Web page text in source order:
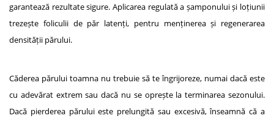
garantează rezultate sigure. Aplicarea regulată a șamponului și loțiunii
trezește foliculii de păr latenți, pentru menținerea și regenerarea
densității părului.
Căderea părului toamna nu trebuie să te îngrijoreze, numai dacă este
cu adevărat extrem sau dacă nu se oprește la terminarea sezonului.
Dacă pierderea părului este prelungită sau excesivă, înseamnă că a